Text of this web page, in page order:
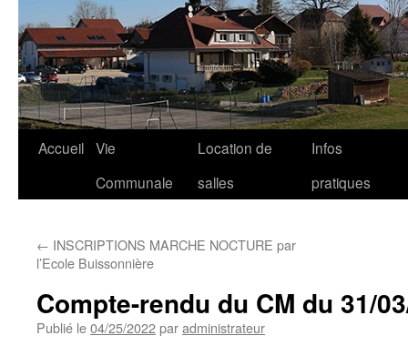
Aller
Accueil Vie
Communale
Location de
salles
Infos
pratiques
← INSCRIPTIONS MARCHE NOCTURE par
l’Ecole Buissonnière
Compte-rendu du CM du 31/
Publié le04/25/2022paradministrateur